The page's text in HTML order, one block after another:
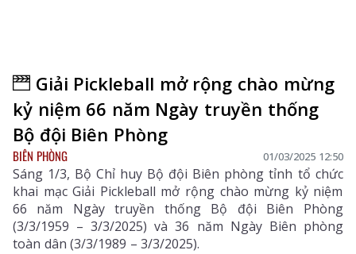
Giải Pickleball mở rộng chào mừng
kỷ niệm 66 năm Ngày truyền thống
Bộ đội Biên Phòng
BIÊN PHÒNG 01/03/2025 12:50
Sáng 1/3, Bộ Chỉ huy Bộ đội Biên phòng tỉnh tổ chức
khai mạc Giải Pickleball mở rộng chào mừng kỷ niệm
66 năm Ngày truyền thống Bộ đội Biên Phòng
(3/3/1959 – 3/3/2025) và 36 năm Ngày Biên phòng
toàn dân (3/3/1989 – 3/3/2025).